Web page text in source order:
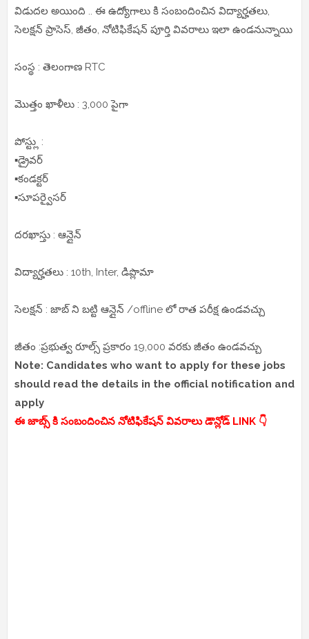
విడుదల అయింది .. ఈ ఉద్యోగాలు కి సంబందించిన విద్యార్హతలు,
సెలక్షన్ ప్రాసెస్, జీతం, నోటిఫికేషన్ పూర్తి వివరాలు ఇలా ఉండనున్నాయి
సంస్థ : తెలంగాణ RTC
మొత్తం ఖాళీలు : 3,000 పైగా
పోస్ట్లు :
▪️డ్రైవర్
▪️కండక్టర్
▪️సూపర్వైసర్
దరఖాస్తు : ఆన్లైన్
విద్యార్హతలు : 10th, Inter, డిప్లొమా
సెలక్షన్ : జాబ్ ని బట్టి ఆన్లైన్ /offline లో రాత పరీక్ష ఉండవచ్చు
జీతం :ప్రభుత్వ రూల్స్ ప్రకారం 19,000 వరకు జీతం ఉండవచ్చు
Note: Candidates who want to apply for these jobs
should read the details in the official notification and
apply
ఈ జాబ్స్ కి సంబందించిన నోటిఫికేషన్ వివరాలు డౌన్లోడ్ LINK 👇